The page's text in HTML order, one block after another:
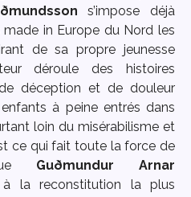
s’impose déjà
in Europe du Nord les
de sa propre jeunesse
déroule des histoires
déception et de douleur
à peine entrés dans
loin du misérabilisme et
ce qui fait toute la force de
Guðmundur Arnar
à la reconstitution la plus